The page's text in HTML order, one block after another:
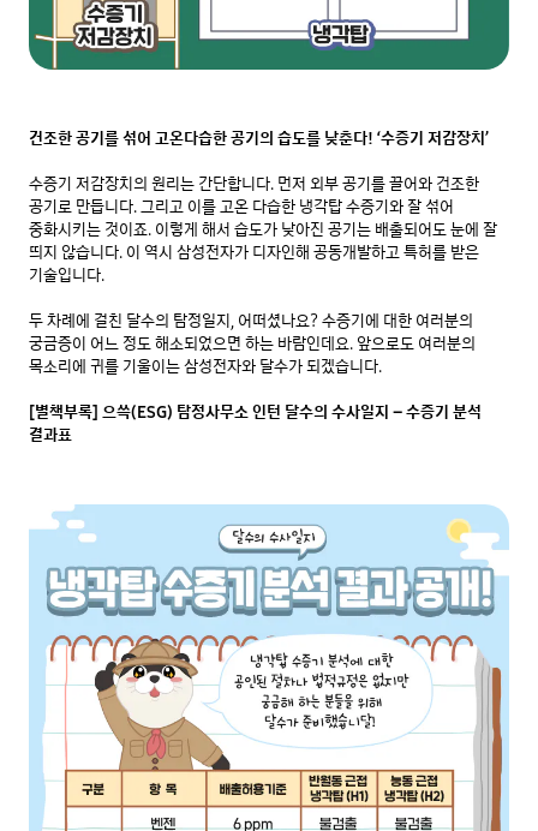
건조한 공기를 섞어 고온다습한 공기의 습도를 낮춘다! ‘수증기 저감장치’
수증기 저감장치의 원리는 간단합니다. 먼저 외부 공기를 끌어와 건조한
공기로 만듭니다. 그리고 이를 고온 다습한 냉각탑 수증기와 잘 섞어
중화시키는 것이죠. 이렇게 해서 습도가 낮아진 공기는 배출되어도 눈에 잘
띄지 않습니다. 이 역시 삼성전자가 디자인해 공동개발하고 특허를 받은
기술입니다.
두 차례에 걸친 달수의 탐정일지, 어떠셨나요? 수증기에 대한 여러분의
궁금증이 어느 정도 해소되었으면 하는 바람인데요. 앞으로도 여러분의
목소리에 귀를 기울이는 삼성전자와 달수가 되겠습니다.
[별책부록] 으쓱(ESG) 탐정사무소 인턴 달수의 수사일지 – 수증기 분석
결과표